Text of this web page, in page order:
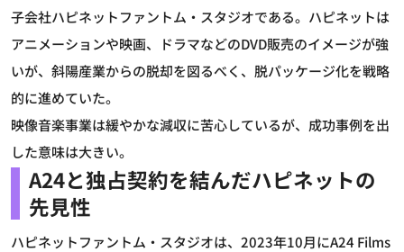
子会社ハピネットファントム・スタジオである。ハピネットは
アニメーションや映画、ドラマなどのDVD販売のイメージが強
いが、斜陽産業からの脱却を図るべく、脱パッケージ化を戦略
的に進めていた。
映像音楽事業は緩やかな減収に苦心しているが、成功事例を出
した意味は大きい。
A24と独占契約を結んだハピネットの
先見性
ハピネットファントム・スタジオは、2023年10月にA24 Films